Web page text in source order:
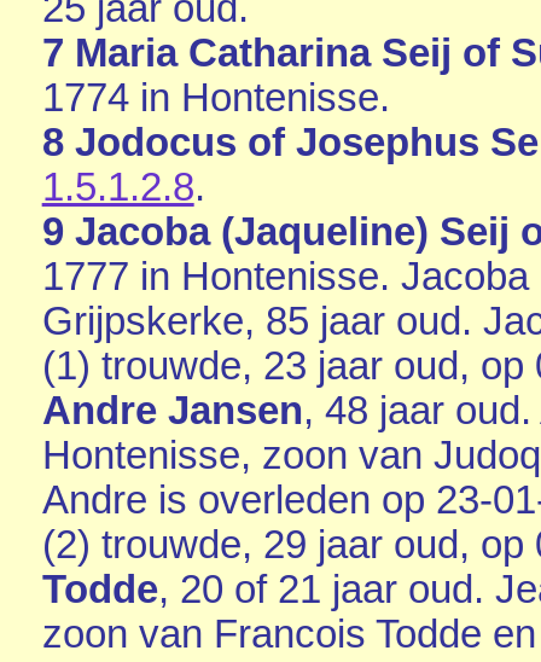
7 Maria Catharina Seij of
1774 in Hontenisse.
8 Jodocus of Josephus
1.5.1.2.8.
9 Jacoba (Jaqueline) Seij
1777 in Hontenisse.
Grijpskerke, 85 jaar oud.
(1) trouwde, 23 jaar oud,
Andre Jansen, 48 jaar
Hontenisse, zoon van
Andre is overleden op 23-
(2) trouwde, 29 jaar oud,
Todde, 20 of 21 jaar oud.
zoon van Francois Todde